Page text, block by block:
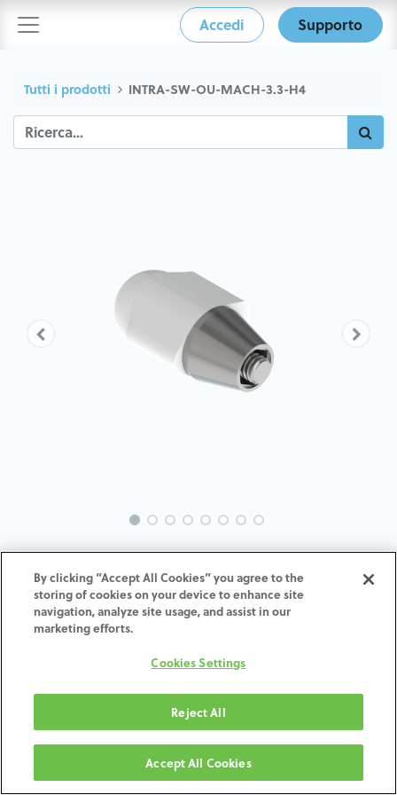
Accedi Supporto
Tutti i prodotti INTRA-SW-OU-MACH-3.3-H4
INTRA-SW-OU-MACH-3.3-H4
AGGIUNGI AL CARRELLO
Garanzia di 30 giorni soddisfatti o rimborsati
Spedizione: 2-3 giorni lavorativi
By clicking “Accept All Cookies” you agree to the
storing of cookies on your device to enhance site
navigation, analyze site usage, and assist in our
marketing efforts.
Cookies Settings
Reject All
Accept All Cookies